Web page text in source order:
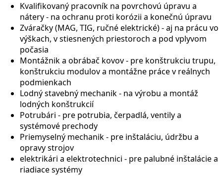
Kvalifikovaný pracovník na povrchovú úpravu a
nátery - na ochranu proti korózii a konečnú úpravu
Zváračky (MAG, TIG, ručné elektrické) - aj na prácu vo
výškach, v stiesnených priestoroch a pod vplyvom
počasia
Montážnik a obrábač kovov - pre konštrukciu trupu,
konštrukciu modulov a montážne práce v reálnych
podmienkach
Lodný stavebný mechanik - na výrobu a montáž
lodných konštrukcií
Potrubári - pre potrubia, čerpadlá, ventily a
systémové prechody
Priemyselný mechanik - pre inštaláciu, údržbu a
opravy strojov
elektrikári a elektrotechnici - pre palubné inštalácie a
riadiace systémy